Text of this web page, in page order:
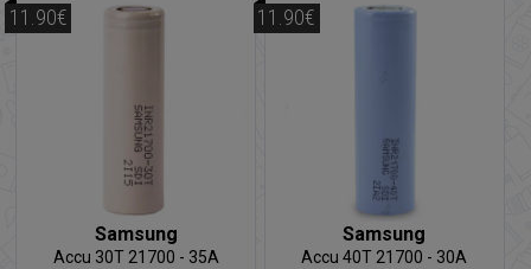
Samsung
Accu 30T 21700 - 35A
11.90€
Samsung
Accu 40T 21700 - 30A
11.90€